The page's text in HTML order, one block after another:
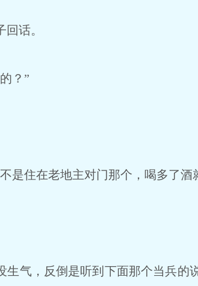
话。
？”
是住在老地主对门那个，喝多了酒
气，反倒是听到下面那个当兵的